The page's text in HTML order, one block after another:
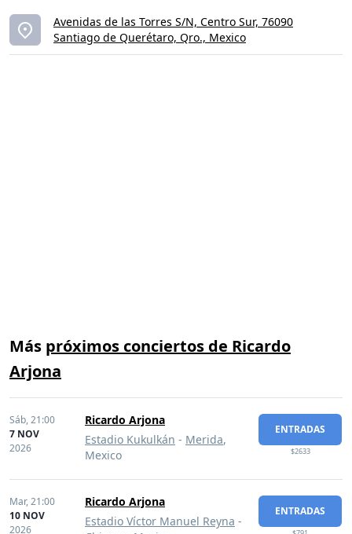
Avenidas de las Torres S/N, Centro Sur, 76090
Santiago de Querétaro, Qro., Mexico
Más próximos conciertos de Ricardo
Arjona
Sáb,21:00
7 NOV
2026
Ricardo Arjona
Estadio Kukulkán - Merida,
Mexico
ENTRADAS
$2633
Mar,21:00
10 NOV
2026
Ricardo Arjona
Estadio Víctor Manuel Reyna -
ENTRADAS